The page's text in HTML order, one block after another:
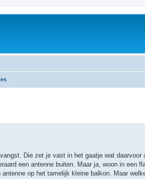
Die zet je vast in het gaatje wat daarvoor
een antenne buiten. Maar ja, woon in een
op het tamelijk kleine balkon. Maar